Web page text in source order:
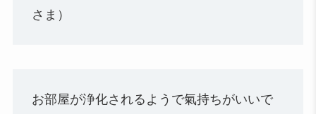
さま）
お部屋が浄化されるようで氣持ちがいいで